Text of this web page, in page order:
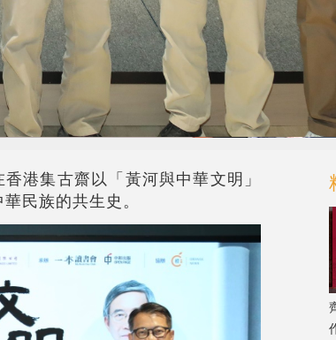
港集古齋以「黃河與中華文明」
民族的共生史。